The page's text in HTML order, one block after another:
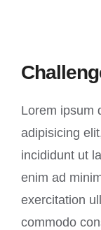
Lorem ipsum
adipisicing
incididunt ut
enim ad
exercitation
commodo